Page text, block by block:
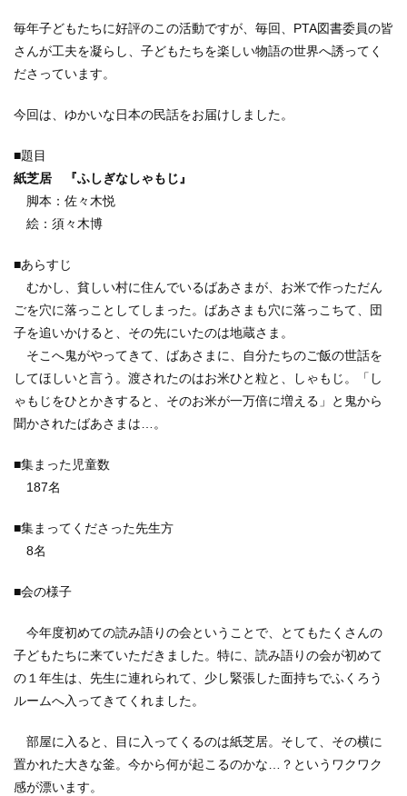
毎年子どもたちに好評のこの活動ですが、毎回、PTA図書委員の皆
さんが工夫を凝らし、子どもたちを楽しい物語の世界へ誘ってく
ださっています。
今回は、ゆかいな日本の民話をお届けしました。
■題目
紙芝居 『ふしぎなしゃもじ』
脚本：佐々木悦
絵：須々木博
■あらすじ
むかし、貧しい村に住んでいるばあさまが、お米で作っただん
ごを穴に落っことしてしまった。ばあさまも穴に落っこちて、団
子を追いかけると、その先にいたのは地蔵さま。
そこへ鬼がやってきて、ばあさまに、自分たちのご飯の世話を
してほしいと言う。渡されたのはお米ひと粒と、しゃもじ。「し
ゃもじをひとかきすると、そのお米が一万倍に増える」と鬼から
聞かされたばあさまは…。
■集まった児童数
187名
■集まってくださった先生方
8名
■会の様子
今年度初めての読み語りの会ということで、とてもたくさんの
子どもたちに来ていただきました。特に、読み語りの会が初めて
の１年生は、先生に連れられて、少し緊張した面持ちでふくろう
ルームへ入ってきてくれました。
部屋に入ると、目に入ってくるのは紙芝居。そして、その横に
置かれた大きな釜。今から何が起こるのかな…？というワクワク
感が漂います。